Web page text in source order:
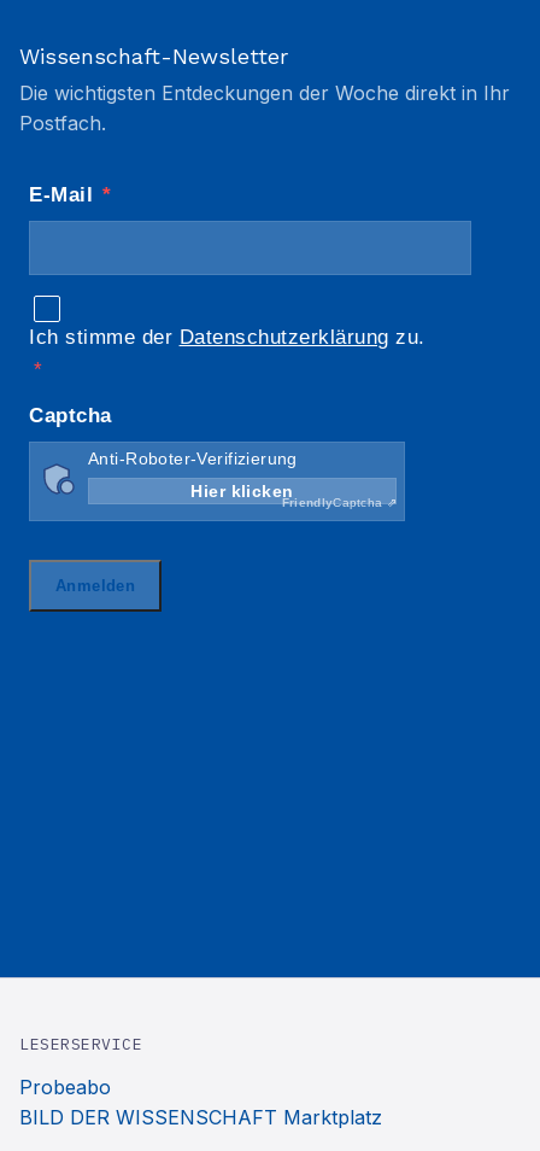
Wissenschaft-Newsletter
Die wichtigsten Entdeckungen der Woche direkt in Ihr
Postfach.
LESERSERVICE
Probeabo
BILD DER WISSENSCHAFT Marktplatz